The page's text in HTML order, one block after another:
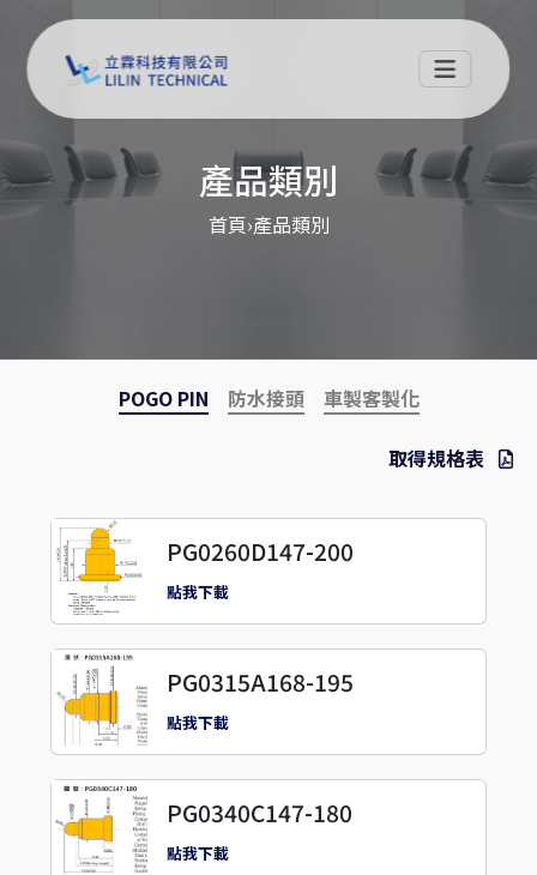
產品類別
首頁›產品類別
POGO PIN 防水接頭 車製客製化
取得規格表
PG0260D147-200
點我下載
PG0315A168-195
點我下載
PG0340C147-180
點我下載